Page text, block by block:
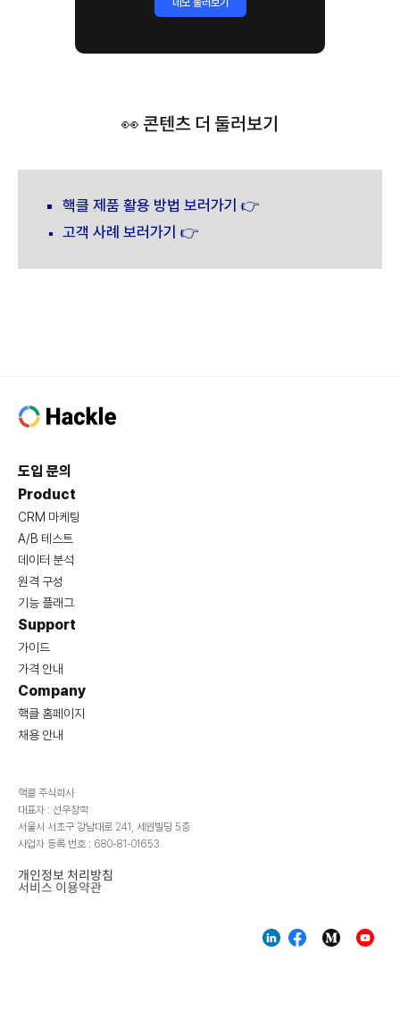
데모 둘러보기
👀 콘텐츠 더 둘러보기
핵클 제품 활용 방법 보러가기 👉
고객 사례 보러가기 👉
핵클 주식회사
대표자 : 선우창학
서울시 서초구 강남대로 241, 세원빌딩 5층
사업자 등록 번호 : 680-81-01653
개인정보 처리방침
서비스 이용약관
도입 문의
Product
CRM 마케팅
A/B 테스트
데이터 분석
원격 구성
기능 플래그
Support
가이드
가격 안내
Company
핵클 홈페이지
채용 안내